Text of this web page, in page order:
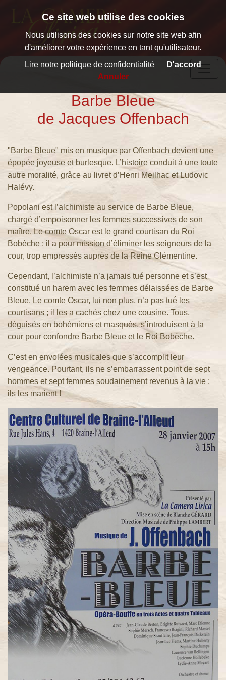
Ce site web utilise des cookies
Nous utilisons des cookies sur notre site web afin
d'améliorer votre expérience en tant qu'utilisateur.
Lire notre politique de confidentialité
D'accord
Annuler
Accueil
Monsieur
malgré lui
Les
Bavards
Le Roi l´a
dit
de
Trébizonde
Barbe
Bleue
Don
Procopio
Les
Voitures
Versées
Le Pont
des
Soupirs
La Vie
Parisienne
La
Chauve-
Souris
La Belle
Hélène
La
Périchole
Les
Brigands
La Grande-
Barbe Bleue
de Jacques Offenbach
"Barbe Bleue" mis en musique par Offenbach devient une
épopée joyeuse et burlesque. L’histoire conduit à une toute
autre moralité, grâce au livret d’Henri Meilhac et Ludovic
Halévy.
Popolani est l’alchimiste au service de Barbe Bleue,
chargé d’empoisonner les femmes successives de son
maître. Le comte Oscar est le grand courtisan du Roi
Bobèche ; il a pour mission d’éliminer les seigneurs de la
cour, trop empressés auprès de la Reine Clémentine.
Cependant, l’alchimiste n’a jamais tué personne et s’est
constitué un harem avec les femmes délaissées de Barbe
Bleue. Le comte Oscar, lui non plus, n’a pas tué les
courtisans ; il les a cachés chez une cousine. Tous,
déguisés en bohémiens et masqués, s’introduisent à la
cour pour confondre Barbe Bleue et le Roi Bobèche.
C’est en envolées musicales que s’accomplit leur
vengeance. Pourtant, ils ne s’embarrassent point de sept
hommes et sept femmes soudainement revenus à la vie :
ils les marient !